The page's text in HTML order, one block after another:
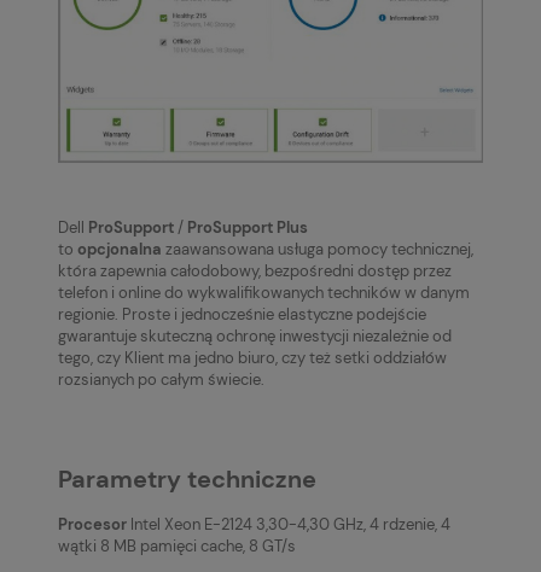
Dell ProSupport / ProSupport Plus
to opcjonalna zaawansowana usługa pomocy technicznej,
która zapewnia całodobowy, bezpośredni dostęp przez
telefon i online do wykwalifikowanych techników w danym
regionie. Proste i jednocześnie elastyczne podejście
gwarantuje skuteczną ochronę inwestycji niezależnie od
tego, czy Klient ma jedno biuro, czy też setki oddziałów
rozsianych po całym świecie.
Parametry techniczne
Procesor Intel Xeon E-2124 3,30-4,30 GHz, 4 rdzenie, 4
wątki 8 MB pamięci cache, 8 GT/s